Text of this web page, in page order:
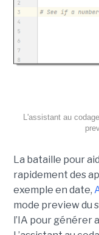
L'assistant au
La bataille pour
rapidement des
exemple en date,
mode preview du
l’IA pour générer